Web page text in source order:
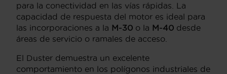
para la conectividad en las vías rápidas. La
capacidad de respuesta del motor es ideal para
las incorporaciones a la M-30 o la M-40 desde
áreas de servicio o ramales de acceso.
El Duster demuestra un excelente
comportamiento en los polígonos industriales de